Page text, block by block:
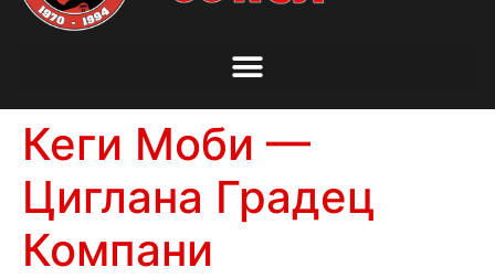
Кеги Моби —
Циглана Градец
Компани